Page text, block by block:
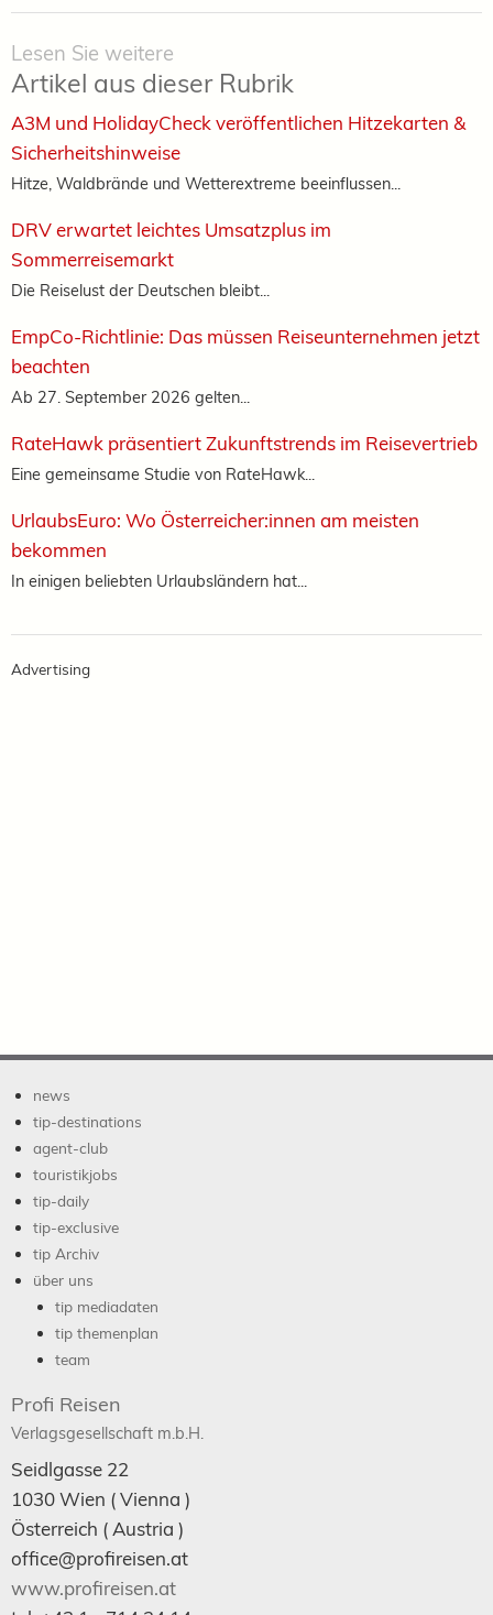
Lesen Sie weitere
Artikel aus dieser Rubrik
A3M und HolidayCheck veröffentlichen Hitzekarten &
Sicherheitshinweise
Hitze, Waldbrände und Wetterextreme beeinflussen...
DRV erwartet leichtes Umsatzplus im
Sommerreisemarkt
Die Reiselust der Deutschen bleibt...
EmpCo-Richtlinie: Das müssen Reiseunternehmen jetzt
beachten
Ab 27. September 2026 gelten...
RateHawk präsentiert Zukunftstrends im Reisevertrieb
Eine gemeinsame Studie von RateHawk...
UrlaubsEuro: Wo Österreicher:innen am meisten
bekommen
In einigen beliebten Urlaubsländern hat...
Advertising
news
tip-destinations
agent-club
touristikjobs
tip-daily
tip-exclusive
tip Archiv
über uns
tip mediadaten
tip themenplan
team
Profi Reisen
Verlagsgesellschaft m.b.H.
Seidlgasse 22
1030Wien ( Vienna )
Österreich ( Austria )
office@profireisen.at
www.profireisen.at